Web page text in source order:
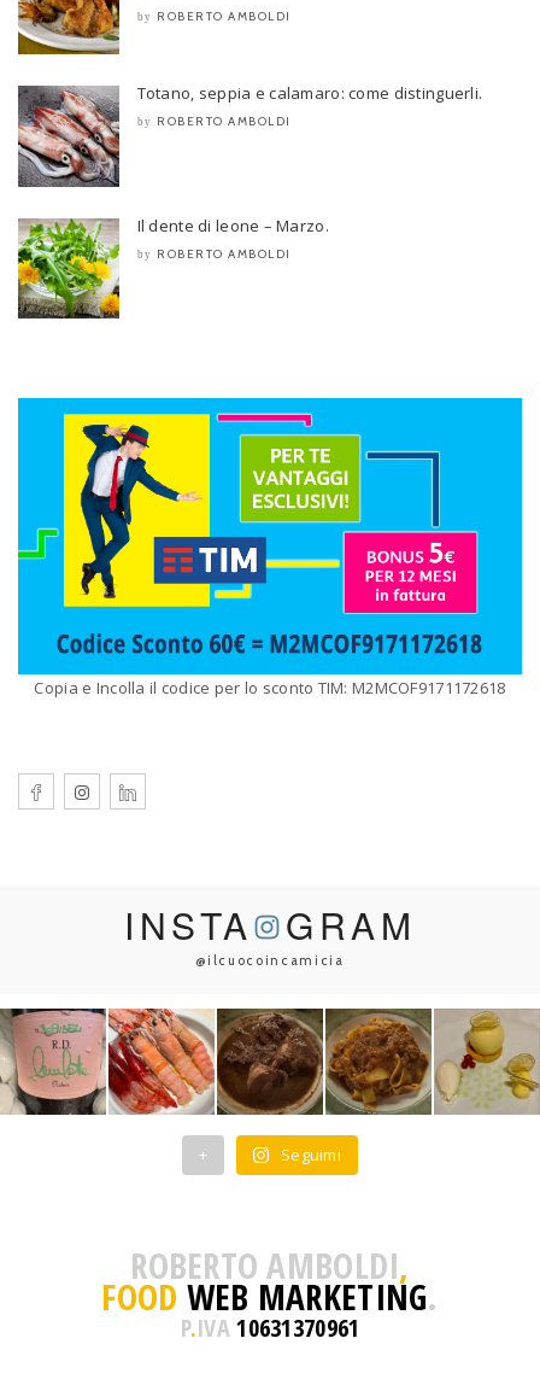
by ROBERTO AMBOLDI
Totano, seppia e calamaro: come distinguerli.
by ROBERTO AMBOLDI
Il dente di leone – Marzo.
by ROBERTO AMBOLDI
Copia e Incolla il codice per lo sconto TIM: M2MCOF9171172618
INSTA GRAM
@ilcuocoincamicia
+ Seguimi
ROBERTO AMBOLDI,
FOOD WEB MARKETING.
P.IVA10631370961